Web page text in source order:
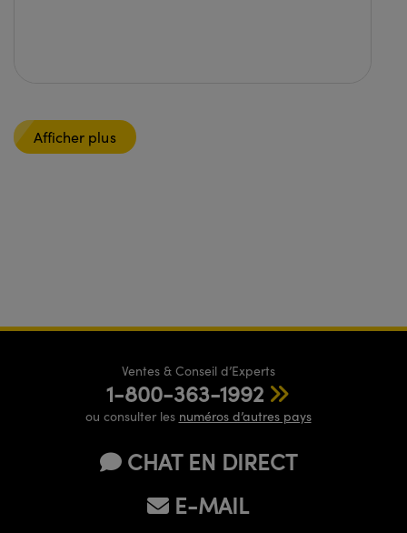
Afficher plus
Ventes & Conseil d’Experts
1-800-363-1992
ou consulter les numéros d’autres pays
CHAT EN DIRECT
E-MAIL